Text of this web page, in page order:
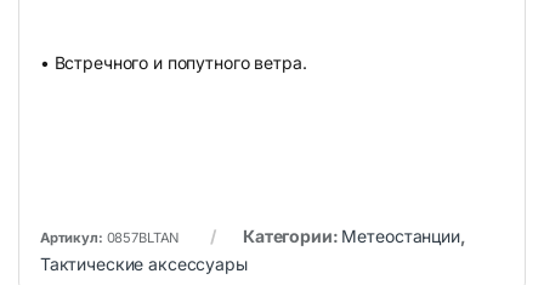
• Встречного и попутного ветра.
Артикул: 0857BLTAN Категории: Метеостанции,
Тактические аксессуары